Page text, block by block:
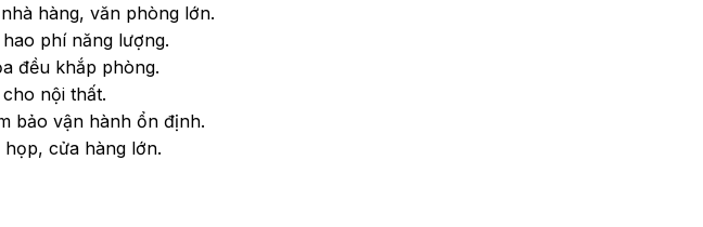
hàng, văn phòng lớn.
phí năng lượng.
đều khắp phòng.
nội thất.
bảo vận hành ổn định.
cửa hàng lớn.